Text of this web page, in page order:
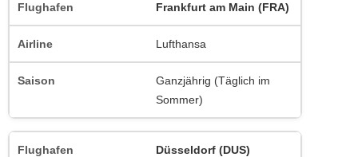
Frankfurt am Main (FRA)
Lufthansa
Ganzjährig (Täglich im
Sommer)
Düsseldorf (DUS)